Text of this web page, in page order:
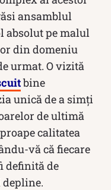
ansamblul
absolut pe malul
din domeniu
urmat. O vizită
bine
unică de a simți
de ultimă
calitatea
vă că fiecare
definită de